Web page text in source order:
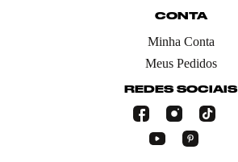
CONTA
Minha Conta
Meus Pedidos
REDES SOCIAIS